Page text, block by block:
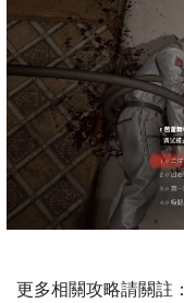
更多相關攻略請關註：